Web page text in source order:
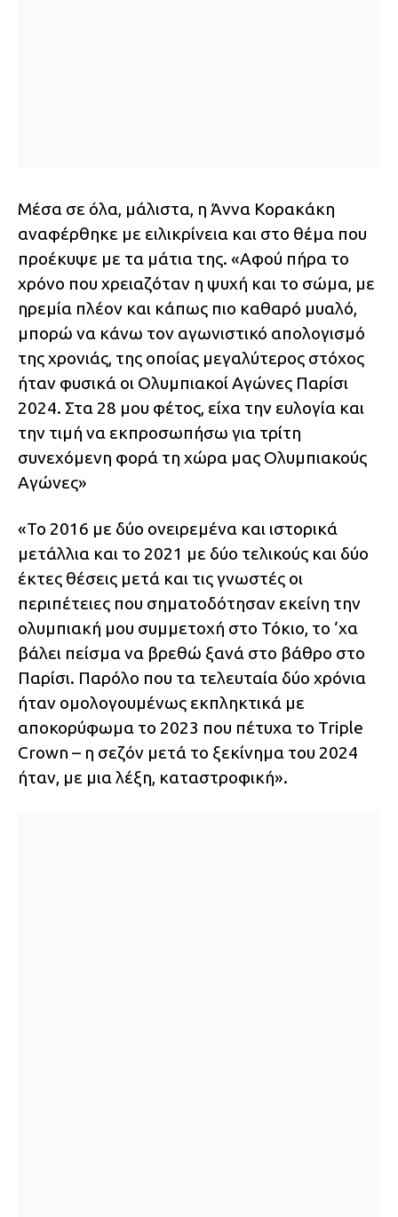
Μέσα σε όλα, μάλιστα, η Άννα Κορακάκη
αναφέρθηκε με ειλικρίνεια και στο θέμα που
προέκυψε με τα μάτια της. «Αφού πήρα το
χρόνο που χρειαζόταν η ψυχή και το σώμα, με
ηρεμία πλέον και κάπως πιο καθαρό μυαλό,
μπορώ να κάνω τον αγωνιστικό απολογισμό
της χρονιάς, της οποίας μεγαλύτερος στόχος
ήταν φυσικά οι Ολυμπιακοί Αγώνες Παρίσι
2024. Στα 28 μου φέτος, είχα την ευλογία και
την τιμή να εκπροσωπήσω για τρίτη
συνεχόμενη φορά τη χώρα μας Ολυμπιακούς
Αγώνες»
«Το 2016 με δύο ονειρεμένα και ιστορικά
μετάλλια και το 2021 με δύο τελικούς και δύο
έκτες θέσεις μετά και τις γνωστές οι
περιπέτειες που σηματοδότησαν εκείνη την
ολυμπιακή μου συμμετοχή στο Τόκιο, το ‘χα
βάλει πείσμα να βρεθώ ξανά στο βάθρο στο
Παρίσι. Παρόλο που τα τελευταία δύο χρόνια
ήταν ομολογουμένως εκπληκτικά με
αποκορύφωμα το 2023 που πέτυχα το Triple
Crown – η σεζόν μετά το ξεκίνημα του 2024
ήταν, με μια λέξη, καταστροφική».